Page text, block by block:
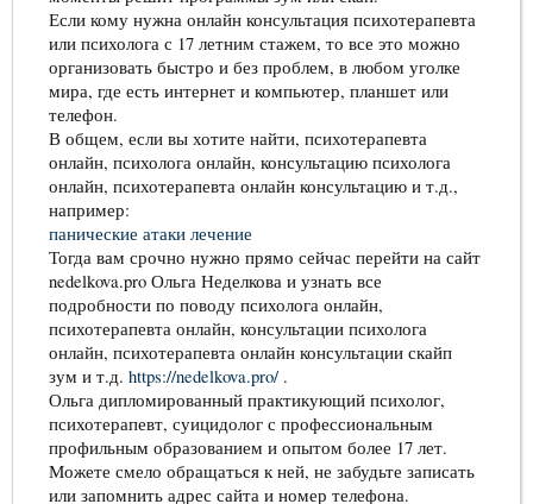
Если кому нужна онлайн консультация психотерапевта
или психолога с 17 летним стажем, то все это можно
организовать быстро и без проблем, в любом уголке
мира, где есть интернет и компьютер, планшет или
телефон.
В общем, если вы хотите найти, психотерапевта
онлайн, психолога онлайн, консультацию психолога
онлайн, психотерапевта онлайн консультацию и т.д.,
например:
панические атаки лечение
Тогда вам срочно нужно прямо сейчас перейти на сайт
nedelkova.pro Ольга Неделкова и узнать все
подробности по поводу психолога онлайн,
психотерапевта онлайн, консультации психолога
онлайн, психотерапевта онлайн консультации скайп
зум и т.д. https://nedelkova.pro/ .
Ольга дипломированный практикующий психолог,
психотерапевт, суицидолог с профессиональным
профильным образованием и опытом более 17 лет.
Можете смело обращаться к ней, не забудьте записать
или запомнить адрес сайта и номер телефона.